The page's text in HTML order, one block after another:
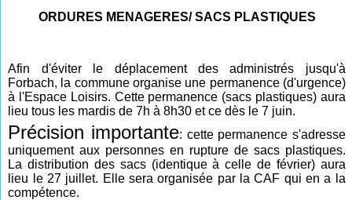
ORDURES MENAGERES/SACS PLASTIQUES
Afin d'éviter le déplacement des administrés jusqu'à
Forbach, la commune organise une permanence (d'urgence)
à l'Espace Loisirs. Cette permanence (sacs plastiques) aura
lieu tous les mardis de 7h à 8h30 et ce dès le 7 juin.
Précision importante: cette permanence s'adresse
uniquement aux personnes en rupture de sacs plastiques.
La distribution des sacs (identique à celle de février) aura
lieu le 27 juillet. Elle sera organisée par la CAF qui en a la
compétence.